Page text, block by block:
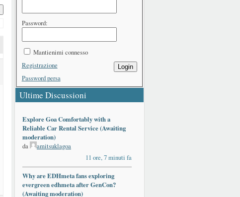
Password:
Mantienimi connesso
Login
Registrazione
Password persa
Ultime Discussioni
Explore Goa Comfortably with a
Reliable Car Rental Service (Awaiting
moderation)
da
amitsuklagoa
11 ore, 7 minuti fa
Why are EDHmeta fans exploring
evergreen edhmeta after GenCon?
(Awaiting moderation)